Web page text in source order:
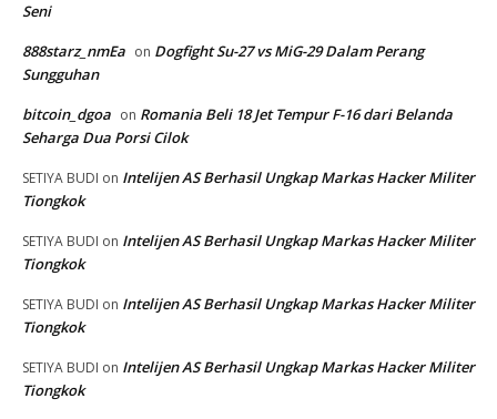
Seni
888starz_nmEa on Dogfight Su-27 vs MiG-29 Dalam Perang
Sungguhan
bitcoin_dgoa on Romania Beli 18 Jet Tempur F-16 dari Belanda
Seharga Dua Porsi Cilok
SETIYA BUDI on Intelijen AS Berhasil Ungkap Markas Hacker Militer
Tiongkok
SETIYA BUDI on Intelijen AS Berhasil Ungkap Markas Hacker Militer
Tiongkok
SETIYA BUDI on Intelijen AS Berhasil Ungkap Markas Hacker Militer
Tiongkok
SETIYA BUDI on Intelijen AS Berhasil Ungkap Markas Hacker Militer
Tiongkok